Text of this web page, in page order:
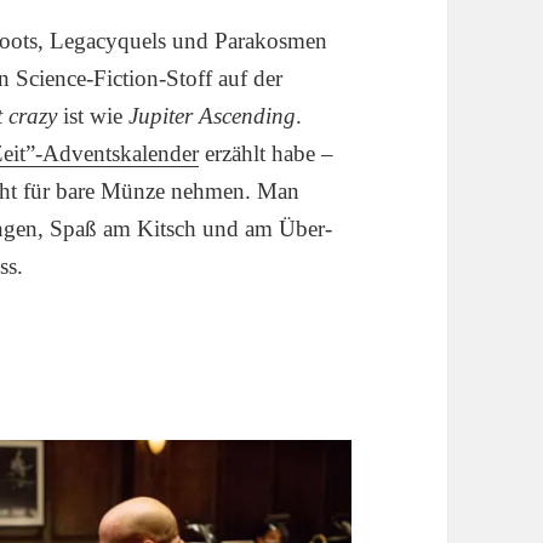
Legacyquels und Parakosmen
Science-Fiction-Stoff auf der
crazyist wieJupiter Ascending.
Adventskalendererzählt habe –
für bare Münze nehmen. Man
Spaß am Kitsch und am Über-